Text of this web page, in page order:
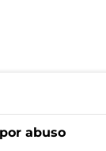
abuso